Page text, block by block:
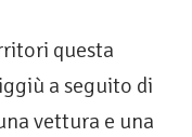
questa
a seguito di
vettura e una